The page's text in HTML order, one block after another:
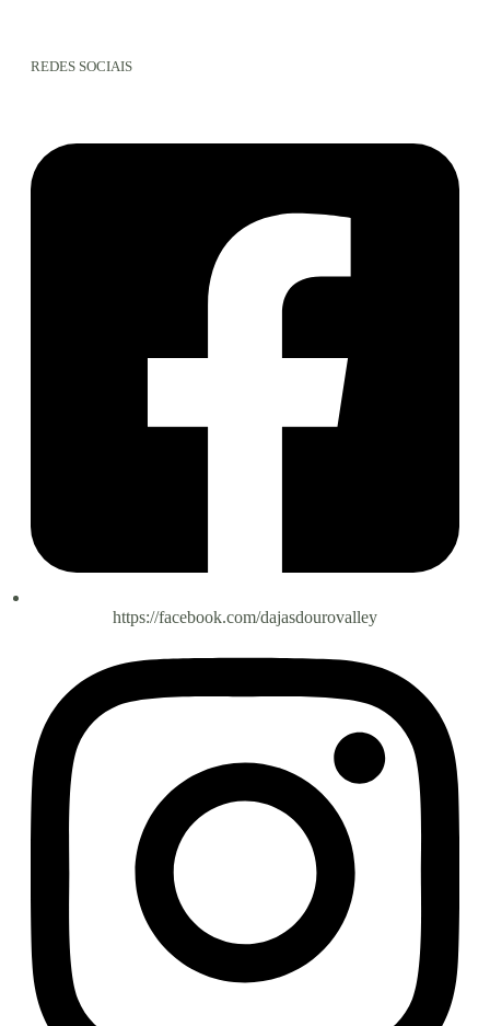
REDES SOCIAIS
https://facebook.com/dajasdourovalley